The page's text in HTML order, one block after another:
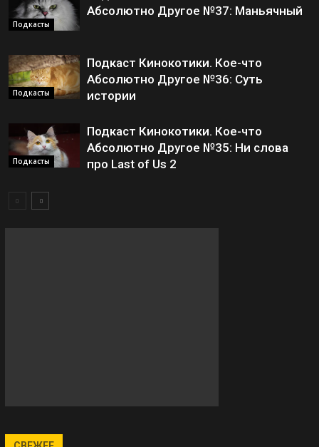
Подкасты
Абсолютно Другое №37: Маньячный
Подкасты
Подкаст Кинокотики. Кое-что
Абсолютно Другое №36: Суть
истории
Подкасты
Подкаст Кинокотики. Кое-что
Абсолютно Другое №35: Ни слова
про Last of Us 2